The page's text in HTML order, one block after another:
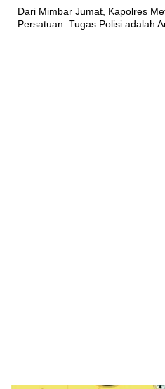
Dari Mimbar Jumat, Kapolres
Persatuan: Tugas Polisi adalah